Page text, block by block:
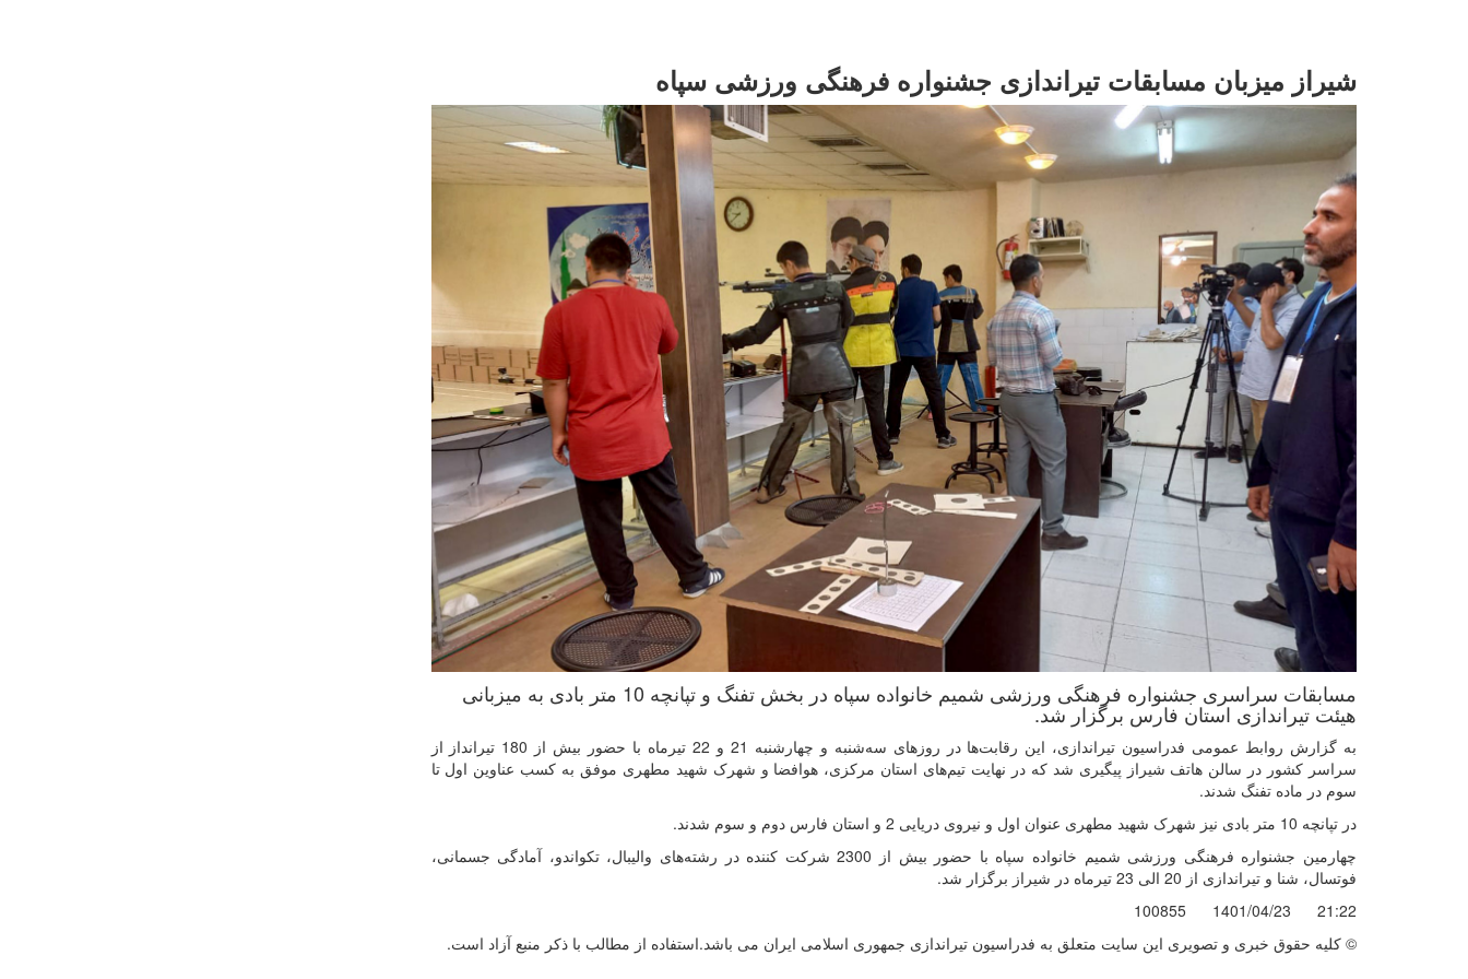
شیراز میزبان مسابقات تیراندازی جشنواره فرهنگی ورزشی سپاه
مسابقات سراسری جشنواره فرهنگی ورزشی شمیم خانواده سپاه در بخش تفنگ و تپانچه 10 متر بادی به میزبانی
هیئت تیراندازی استان فارس برگزار شد.
به گزارش روابط عمومی فدراسیون تیراندازی، این رقابت‌ها در روزهای سه‌شنبه و چهارشنبه 21 و 22 تیرماه با حضور بیش از 180 تیرانداز از
سراسر کشور در سالن هاتف شیراز پیگیری شد که در نهایت تیم‌های استان مرکزی، هوافضا و شهرک شهید مطهری موفق به کسب عناوین اول تا
سوم در ماده تفنگ شدند.
در تپانچه 10 متر بادی نیز شهرک شهید مطهری عنوان اول و نیروی دریایی 2 و استان فارس دوم و سوم شدند.
چهارمین جشنواره فرهنگی ورزشی شمیم خانواده سپاه با حضور بیش از 2300 شرکت کننده در رشته‌های والیبال، تکواندو، آمادگی جسمانی،
فوتسال، شنا و تیراندازی از 20 الی 23 تیرماه در شیراز برگزار شد.
21:22
1401/04/23
100855
© کليه حقوق خبری و تصويری اين سايت متعلق به فدراسیون تیراندازی جمهوری اسلامی ایران می باشد.استفاده از مطالب با ذكر منبع آزاد است.